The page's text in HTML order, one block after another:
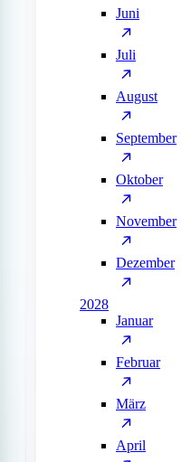
Juni
Juli
August
September
Oktober
November
Dezember
2028
Januar
Februar
März
April